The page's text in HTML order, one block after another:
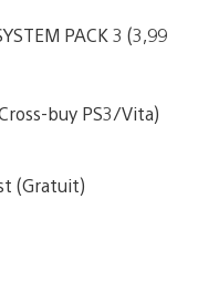
PACK 3 (3,99
buy PS3/Vita)
(Gratuit)